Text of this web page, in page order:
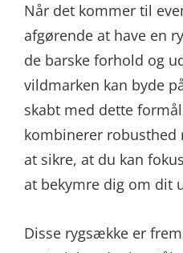
Når det kommer til
afgørende at have en
de barske forhold og
vildmarken kan byde
skabt med dette
kombinerer
at sikre, at du kan
at bekymre dig om dit
Disse rygsække er